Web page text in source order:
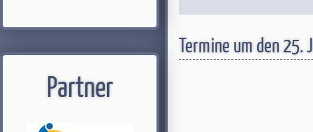
Termine um den 25.
Partner